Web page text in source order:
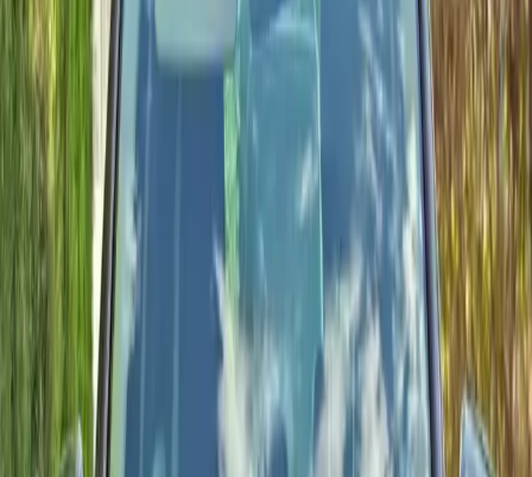
Oferty Kia z aktualnymi cenami.
Śr. ocena
4.8 / 5
Najnowsze przekazania w 2025
Segmenty
2 segmentów
Kilka segmentów gotowych na wybrzeże i trasy w głąb kraju.
400 MAD / dzień
Dzienna stawka krótkoterminowa zweryfikowana w tym tygodniu.
Poproś o dostawę Kia
Zobacz wszystkie auta
Odpowiadamy w mniej niż 1 godzinę przez WhatsApp lub telefon.
Aktualna kolekcja